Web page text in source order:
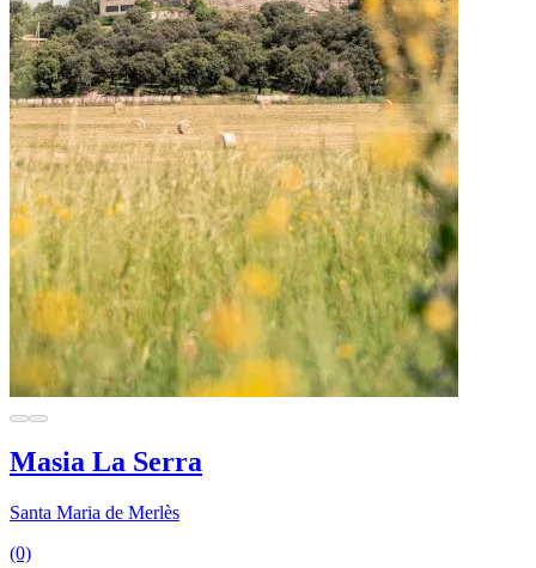
Masia La Serra
Santa Maria de Merlès
(0)